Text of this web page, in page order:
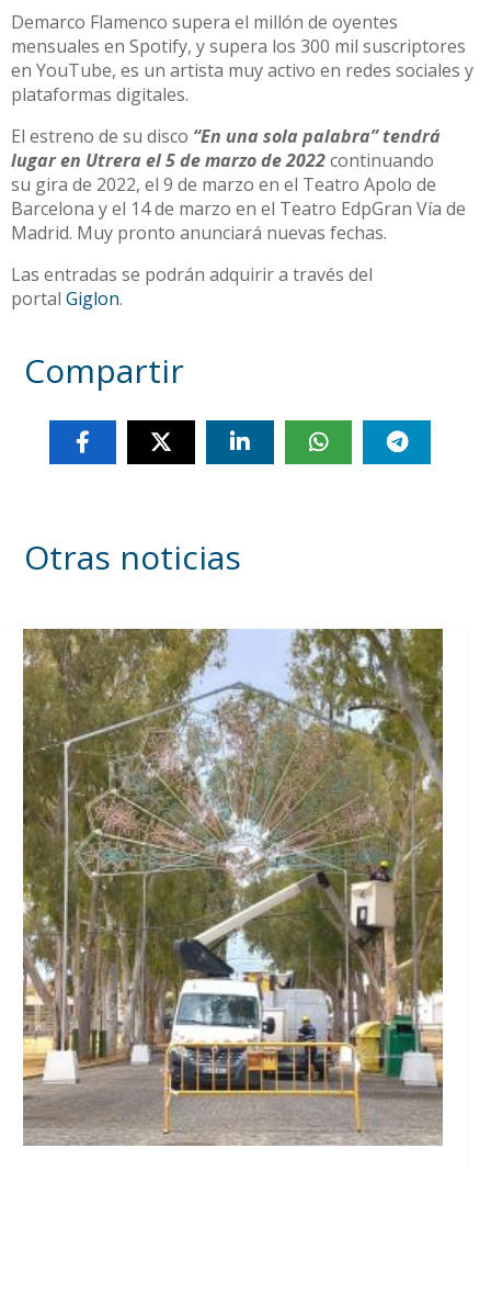
Demarco Flamenco supera el millón de oyentes
mensuales en Spotify, y supera los 300 mil suscriptores
en YouTube, es un artista muy activo en redes sociales y
plataformas digitales.
El estreno de su disco “En una sola palabra” tendrá
lugar en Utrera el 5 de marzo de 2022continuando
su gira de 2022, el 9 de marzo en el Teatro Apolo de
Barcelona y el 14 de marzo en el Teatro EdpGran Vía de
Madrid. Muy pronto anunciará nuevas fechas.
Las entradas se podrán adquirir a través del
portal Giglon.
Compartir
Otras noticias